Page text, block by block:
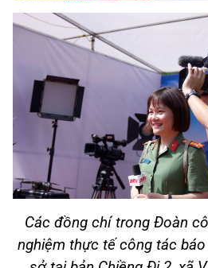
Các đồng chí trong Đoàn
nghiệm thực tế công tác